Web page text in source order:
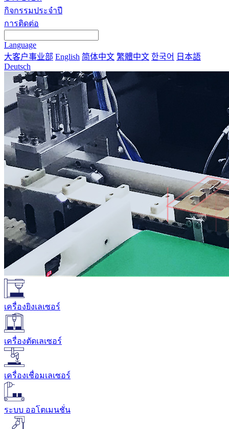
กิจกรรมประจำปี
การติดต่อ
Language
大客户事业部 English 简体中文 繁體中文 한국어
日本語
Deutsch
เครื่องยิงเลเซอร์
เครื่องตัดเลเซอร์
เครื่องเชื่อมเลเซอร์
ระบบ ออโตเมนชั่น